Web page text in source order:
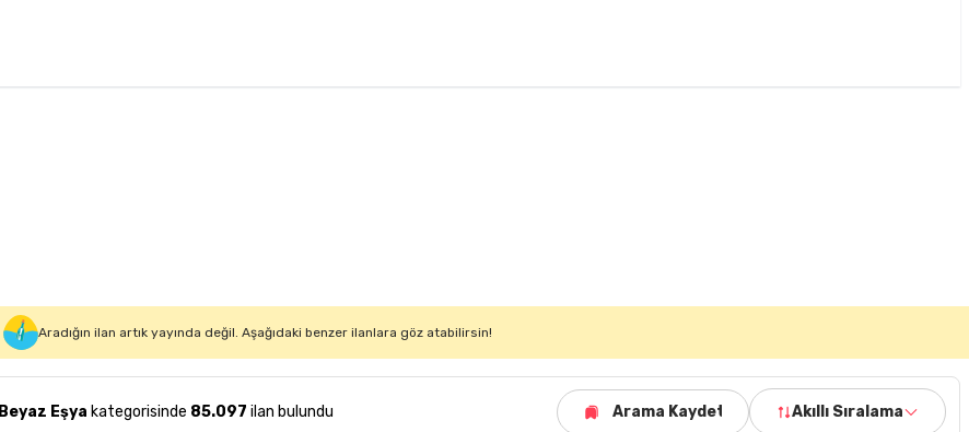
Aradığın ilan artık yayında değil. Aşağıdaki benzer ilanlara göz atabilirsin!
Beyaz Eşya kategorisinde 85.097 ilan bulundu Arama Kaydet Akıllı Sıralama